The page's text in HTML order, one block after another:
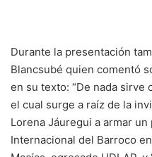
Durante la presentación
Blancsubé quien comentó
en su texto: “De nada sirve
el cual surge a raíz de la
Lorena Jáuregui a armar
Internacional del Barroco